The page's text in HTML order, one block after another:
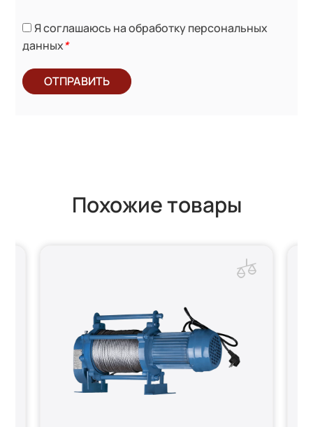
Я соглашаюсь на обработку персональных
данных*
ОТПРАВИТЬ
Похожие товары